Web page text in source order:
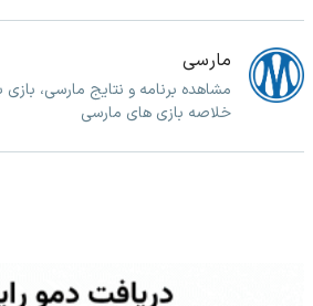
مارسی
مشاهده برنامه و نتایج مارسی،
خلاصه بازی های مارسی